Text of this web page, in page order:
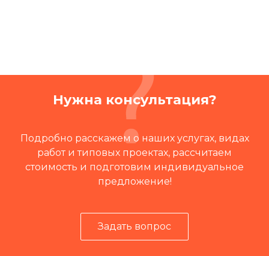
Нужна консультация?
Подробно расскажем о наших услугах, видах
работ и типовых проектах, рассчитаем
стоимость и подготовим индивидуальное
предложение!
Задать вопрос